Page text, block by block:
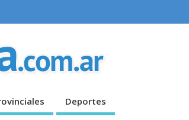
Deportes